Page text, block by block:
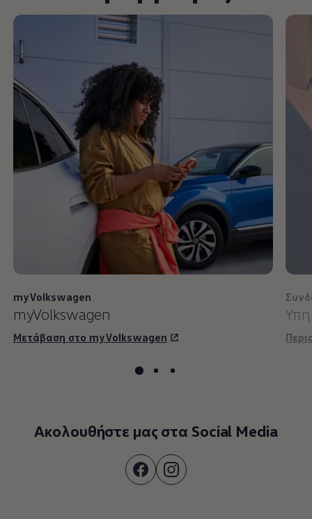
myVolkswagen
myVolkswagen
Μετάβαση στο myVolkswagen
Ακολουθήστε μας στα Social Media